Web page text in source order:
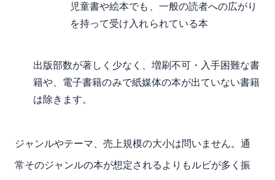
児童書や絵本でも、一般の読者への広がり
を持って受け入れられている本
出版部数が著しく少なく、増刷不可・入手困難な書
籍や、電子書籍のみで紙媒体の本が出ていない書籍
は除きます。
ジャンルやテーマ、売上規模の大小は問いません。通
常そのジャンルの本が想定されるよりもルビが多く振